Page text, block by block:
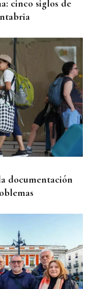
cinco siglos de
documentación